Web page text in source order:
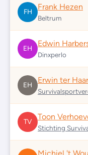
FH
Frank Hezen
Beltrum
EH
Edwin
Dinxperlo
EH
Erwin ter Haar
TV
Toon
Stichting